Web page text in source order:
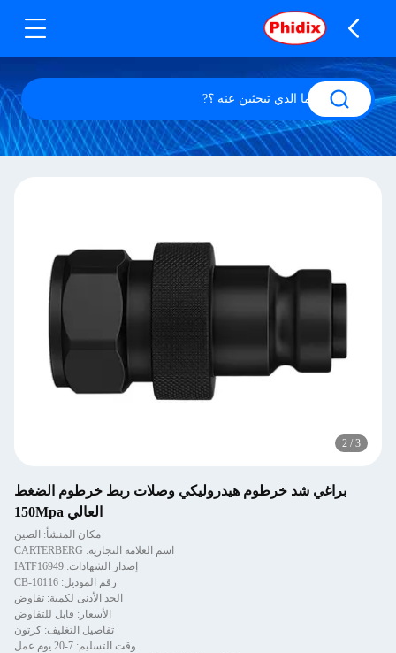
2 / 3
براغي شد خرطوم هيدروليكي وصلات ربط خرطوم الضغط
العالي 150Mpa
مكان المنشأ: الصين
اسم العلامة التجارية: CARTERBERG
إصدار الشهادات: IATF16949
رقم الموديل: CB-10116
الحد الأدنى لكمية: تفاوض
الأسعار: قابل للتفاوض
تفاصيل التغليف: كرتون
وقت التسليم: 7-20 يوم عمل